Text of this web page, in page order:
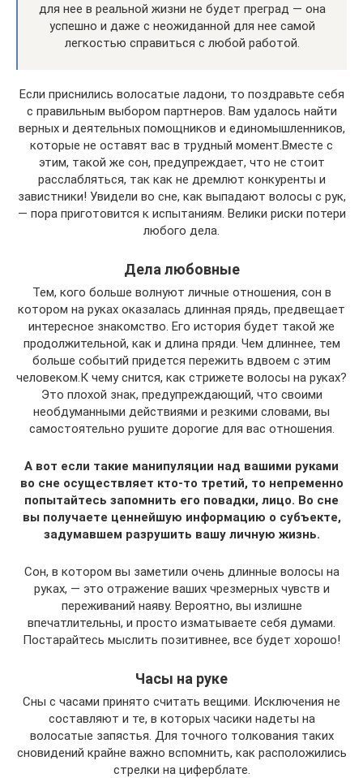
для нее в реальной жизни не будет преград — она
успешно и даже с неожиданной для нее самой
легкостью справиться с любой работой.
Если приснились волосатые ладони, то поздравьте себя
с правильным выбором партнеров. Вам удалось найти
верных и деятельных помощников и единомышленников,
которые не оставят вас в трудный момент.Вместе с
этим, такой же сон, предупреждает, что не стоит
расслабляться, так как не дремлют конкуренты и
завистники! Увидели во сне, как выпадают волосы с рук,
— пора приготовится к испытаниям. Велики риски потери
любого дела.
Дела любовные
Тем, кого больше волнуют личные отношения, сон в
котором на руках оказалась длинная прядь, предвещает
интересное знакомство. Его история будет такой же
продолжительной, как и длина пряди. Чем длиннее, тем
больше событий придется пережить вдвоем с этим
человеком.К чему снится, как стрижете волосы на руках?
Это плохой знак, предупреждающий, что своими
необдуманными действиями и резкими словами, вы
самостоятельно рушите дорогие для вас отношения.
А вот если такие манипуляции над вашими руками
во сне осуществляет кто-то третий, то непременно
попытайтесь запомнить его повадки, лицо. Во сне
вы получаете ценнейшую информацию о субъекте,
задумавшем разрушить вашу личную жизнь.
Сон, в котором вы заметили очень длинные волосы на
руках, — это отражение ваших чрезмерных чувств и
переживаний наяву. Вероятно, вы излишне
впечатлительны, и просто изматываете себя думами.
Постарайтесь мыслить позитивнее, все будет хорошо!
Часы на руке
Сны с часами принято считать вещими. Исключения не
составляют и те, в которых часики надеты на
волосатые запястья. Для точного толкования таких
сновидений крайне важно вспомнить, как расположились
стрелки на циферблате.